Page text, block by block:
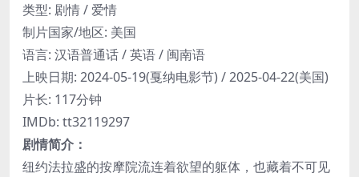
类型: 剧情 / 爱情
制片国家/地区: 美国
语言: 汉语普通话 / 英语 / 闽南语
上映日期: 2024-05-19(戛纳电影节) / 2025-04-22(美国)
片长: 117分钟
IMDb: tt32119297
剧情简介：
纽约法拉盛的按摩院流连着欲望的躯体，也藏着不可见